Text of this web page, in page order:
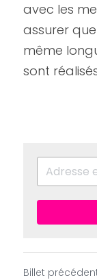
avec les
assurer
même
sont
Billet